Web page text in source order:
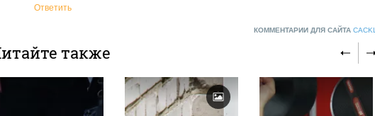
Ответить
КОММЕНТАРИИ ДЛЯ САЙТА CACKL
также